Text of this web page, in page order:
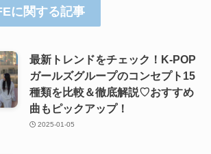
に関する記事
最新トレンドをチェック！K-POP
ガールズグループのコンセプト15
種類を比較＆徹底解説♡おすすめ
曲もピックアップ！
2025-01-05